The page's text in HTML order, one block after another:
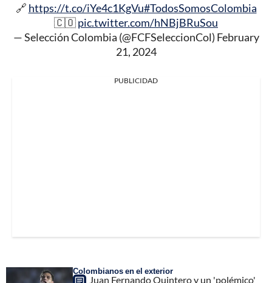
🔗 https://t.co/iYe4c1KgVu#TodosSomosColombia
🇨🇴pic.twitter.com/hNBjBRuSou
— Selección Colombia (@FCFSeleccionCol) February
21, 2024
PUBLICIDAD
Colombianos en el exterior
Juan Fernando Quintero y un 'polémico'